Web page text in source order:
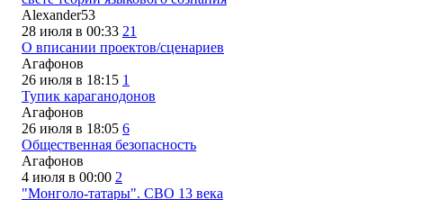
Alexander53
28 июля в 00:33 21
О вписании проектов/сценариев
Агафонов
26 июля в 18:15 1
Тупик караганодонов
Агафонов
26 июля в 18:05 6
Общественная безопасность
Агафонов
4 июля в 00:00 2
"Монголо-татары". СВО 13 века